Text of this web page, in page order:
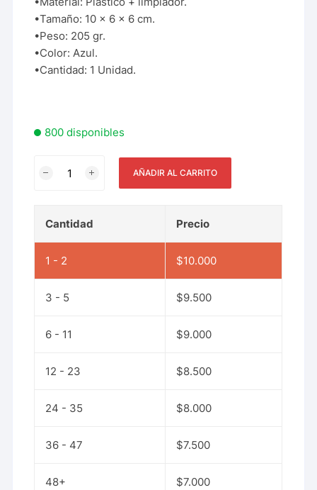
•Tamaño: 10 x 6 x 6 cm.
•Peso: 205 gr.
•Color: Azul.
•Cantidad: 1 Unidad.
800 disponibles
AÑADIR AL CARRITO
Cantidad Precio
1 - 2 $10.000
3 - 5 $9.500
6 - 11 $9.000
12 - 23 $8.500
24 - 35 $8.000
36 - 47 $7.500
48+ $7.000